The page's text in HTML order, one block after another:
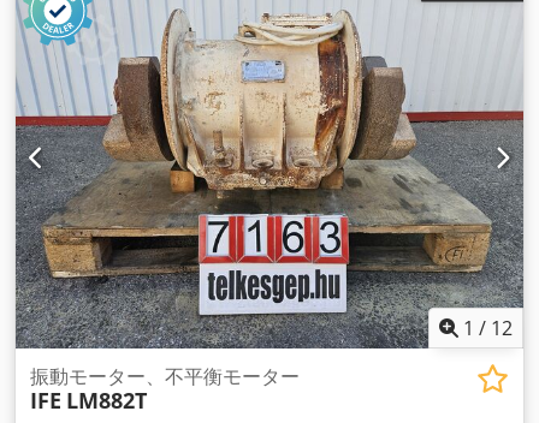
1 / 12
振動モーター、不平衡モーター
IFE LM882T